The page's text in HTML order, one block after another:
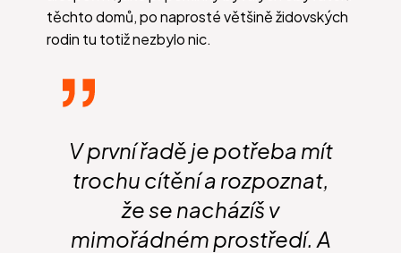
těchto domů, po naprosté většině židovských
rodin tu totiž nezbylo nic.
V první řadě je potřeba mít
trochu cítění a rozpoznat,
že se nacházíš v
mimořádném prostředí. A